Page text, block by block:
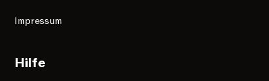
Impressum
Hilfe